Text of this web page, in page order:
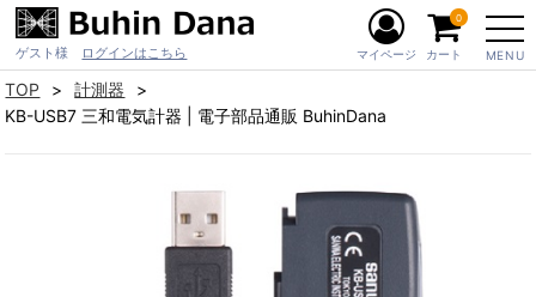
ゲスト様 ログインはこちら MENU
マイページ カート
0
TOP
計測器
KB-USB7 三和電気計器 | 電子部品通販 BuhinDana